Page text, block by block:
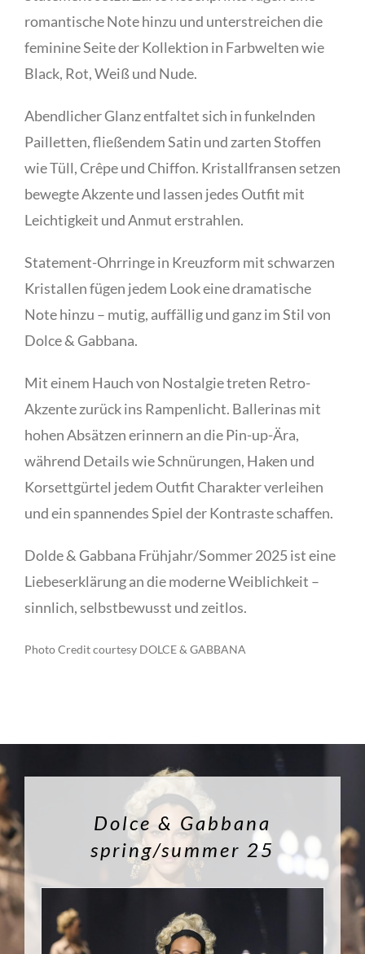
romantische Note hinzu und unterstreichen die
feminine Seite der Kollektion in Farbwelten wie
Black, Rot, Weiß und Nude.
Abendlicher Glanz entfaltet sich in funkelnden
Pailletten, fließendem Satin und zarten Stoffen
wie Tüll, Crêpe und Chiffon. Kristallfransen setzen
bewegte Akzente und lassen jedes Outfit mit
Leichtigkeit und Anmut erstrahlen.
Statement-Ohrringe in Kreuzform mit schwarzen
Kristallen fügen jedem Look eine dramatische
Note hinzu – mutig, auffällig und ganz im Stil von
Dolce & Gabbana.
Mit einem Hauch von Nostalgie treten Retro-
Akzente zurück ins Rampenlicht. Ballerinas mit
hohen Absätzen erinnern an die Pin-up-Ära,
während Details wie Schnürungen, Haken und
Korsettgürtel jedem Outfit Charakter verleihen
und ein spannendes Spiel der Kontraste schaffen.
Dolde & Gabbana Frühjahr/Sommer 2025 ist eine
Liebeserklärung an die moderne Weiblichkeit –
sinnlich, selbstbewusst und zeitlos.
Photo Credit courtesy DOLCE & GABBANA
Dolce & Gabbana
spring/summer 25